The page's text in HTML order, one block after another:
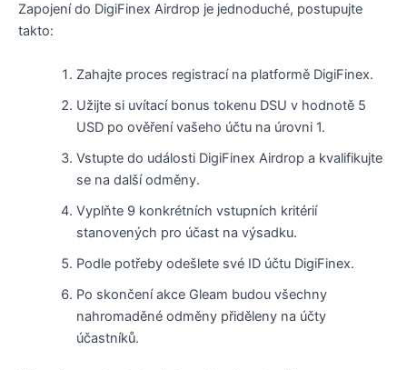
Zapojení do DigiFinex Airdrop je jednoduché, postupujte
takto:
Zahajte proces registrací na platformě DigiFinex.
Užijte si uvítací bonus tokenu DSU v hodnotě 5
USD po ověření vašeho účtu na úrovni 1.
Vstupte do události DigiFinex Airdrop a kvalifikujte
se na další odměny.
Vyplňte 9 konkrétních vstupních kritérií
stanovených pro účast na výsadku.
Podle potřeby odešlete své ID účtu DigiFinex.
Po skončení akce Gleam budou všechny
nahromaděné odměny přiděleny na účty
účastníků.